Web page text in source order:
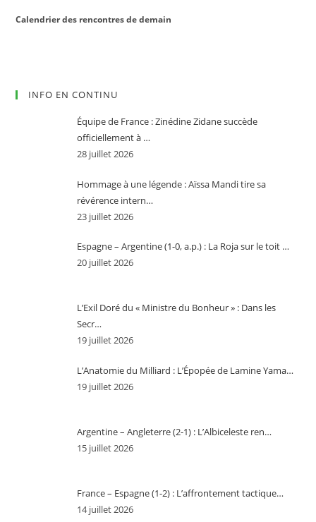
Calendrier des rencontres de demain
INFO EN CONTINU
Équipe de France : Zinédine Zidane succède
officiellement à …
28 juillet 2026
Hommage à une légende : Aïssa Mandi tire sa
révérence intern…
23 juillet 2026
Espagne – Argentine (1-0, a.p.) : La Roja sur le toit …
20 juillet 2026
L’Exil Doré du « Ministre du Bonheur » : Dans les
Secr…
19 juillet 2026
L’Anatomie du Milliard : L’Épopée de Lamine Yama…
19 juillet 2026
Argentine – Angleterre (2-1) : L’Albiceleste ren…
15 juillet 2026
France – Espagne (1-2) : L’affrontement tactique…
14 juillet 2026